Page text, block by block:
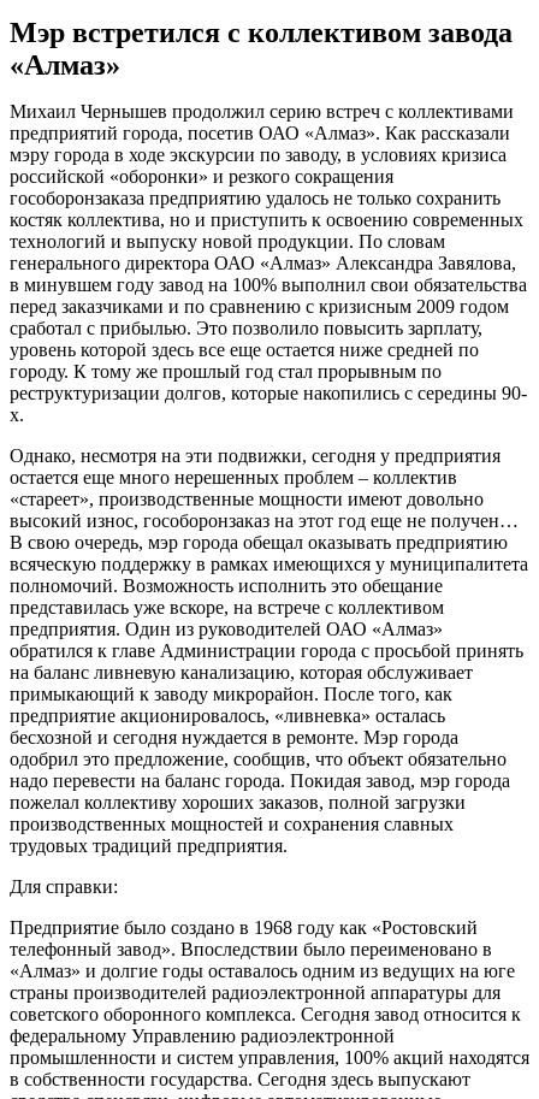
Мэр встретился с коллективом завода
«Алмаз»
Михаил Чернышев продолжил серию встреч с коллективами
предприятий города, посетив ОАО «Алмаз». Как рассказали
мэру города в ходе экскурсии по заводу, в условиях кризиса
российской «оборонки» и резкого сокращения
гособоронзаказа предприятию удалось не только сохранить
костяк коллектива, но и приступить к освоению современных
технологий и выпуску новой продукции. По словам
генерального директора ОАО «Алмаз» Александра Завялова,
в минувшем году завод на 100% выполнил свои обязательства
перед заказчиками и по сравнению с кризисным 2009 годом
сработал с прибылью. Это позволило повысить зарплату,
уровень которой здесь все еще остается ниже средней по
городу. К тому же прошлый год стал прорывным по
реструктуризации долгов, которые накопились с середины 90-
х.
Однако, несмотря на эти подвижки, сегодня у предприятия
остается еще много нерешенных проблем – коллектив
«стареет», производственные мощности имеют довольно
высокий износ, гособоронзаказ на этот год еще не получен…
В свою очередь, мэр города обещал оказывать предприятию
всяческую поддержку в рамках имеющихся у муниципалитета
полномочий. Возможность исполнить это обещание
представилась уже вскоре, на встрече с коллективом
предприятия. Один из руководителей ОАО «Алмаз»
обратился к главе Администрации города с просьбой принять
на баланс ливневую канализацию, которая обслуживает
примыкающий к заводу микрорайон. После того, как
предприятие акционировалось, «ливневка» осталась
бесхозной и сегодня нуждается в ремонте. Мэр города
одобрил это предложение, сообщив, что объект обязательно
надо перевести на баланс города. Покидая завод, мэр города
пожелал коллективу хороших заказов, полной загрузки
производственных мощностей и сохранения славных
трудовых традиций предприятия.
Для справки:
Предприятие было создано в 1968 году как «Ростовский
телефонный завод». Впоследствии было переименовано в
«Алмаз» и долгие годы оставалось одним из ведущих на юге
страны производителей радиоэлектронной аппаратуры для
советского оборонного комплекса. Сегодня завод относится к
федеральному Управлению радиоэлектронной
промышленности и систем управления, 100% акций находятся
в собственности государства. Сегодня здесь выпускают